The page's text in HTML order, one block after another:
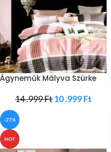
Ágyneműk Mályva Szürke
14 .999Ft10 .999Ft
-27%
HOT